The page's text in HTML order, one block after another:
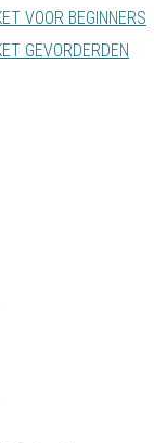
VOOR BEGINNERS
GEVORDERDEN